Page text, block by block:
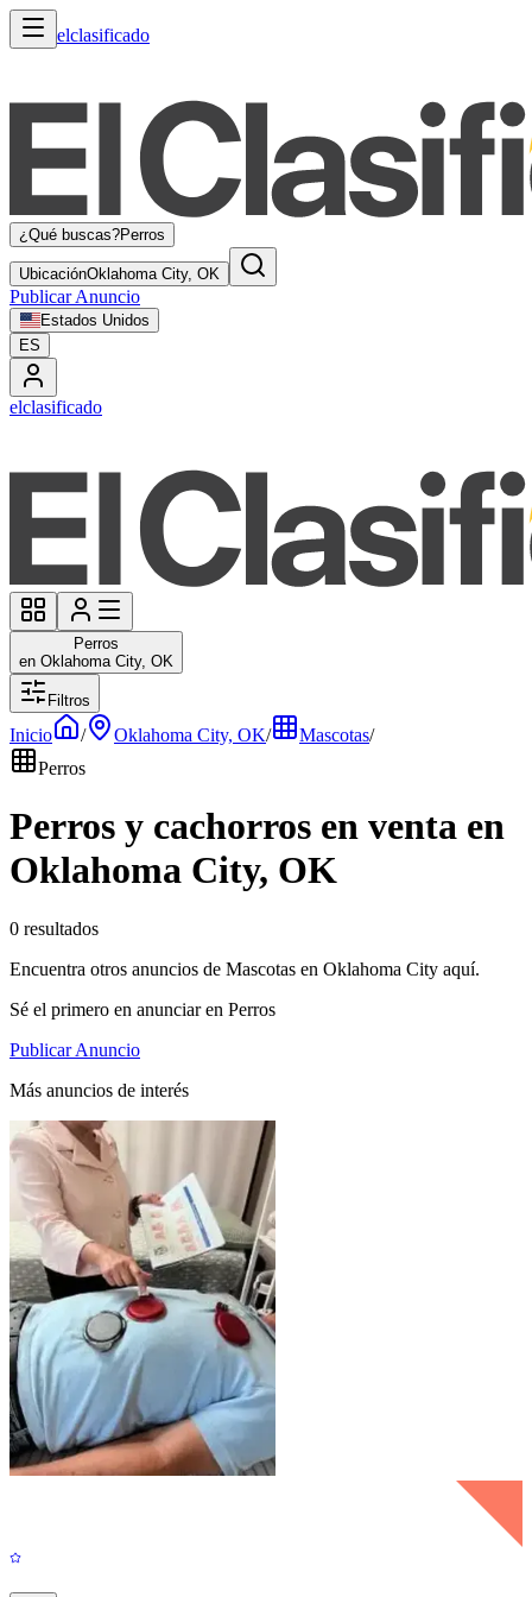
elclasificado
¿Qué buscas?Perros
UbicaciónOklahoma City, OK
Publicar Anuncio
Estados Unidos
ES
elclasificado
Perros
en Oklahoma City, OK
Filtros
Inicio / Oklahoma City, OK/ Mascotas/
Perros
Perros y cachorros en venta en
Oklahoma City, OK
0 resultados
Encuentra otros anuncios de Mascotas en Oklahoma City aquí.
Sé el primero en anunciar en Perros
Publicar Anuncio
Más anuncios de interés